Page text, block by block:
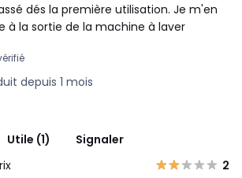
dés la première utilisation. Je m'en
à la sortie de la machine à laver
depuis 1 mois
Utile (1)
Signaler
2